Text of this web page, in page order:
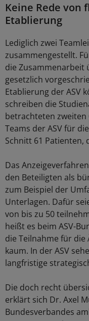
Keine Rede von
Etablierung
Lediglich zwei
zusammengestellt.
die Zusammenarbeit
gesetzlich
Etablierung der ASV
schreiben die
betrachteten zweiten
Teams der ASV für
Schnitt 61 Patienten,
Das
den Beteiligten als
zum Beispiel der
Unterlagen. Dafür
von bis zu 50
heißt es beim ASV-
die Teilnahme für die
kaum. In der ASV
langfristige
Die doch recht
erklärt sich Dr. Axel
Bundesverbandes